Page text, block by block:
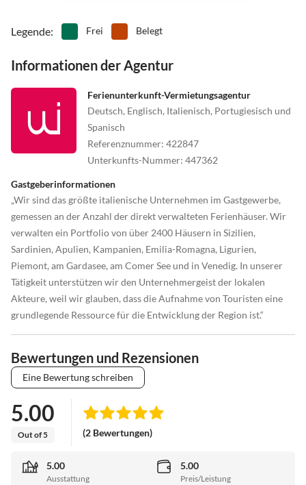
Legende: Frei Belegt
Informationen der Agentur
Ferienunterkunft-Vermietungsagentur
Deutsch, Englisch, Italienisch, Portugiesisch und
Spanisch
Referenznummer: 422847
Unterkunfts-Nummer: 447362
Gastgeberinformationen
„Wir sind das größte italienische Unternehmen im Gastgewerbe,
gemessen an der Anzahl der direkt verwalteten Ferienhäuser. Wir
verwalten ein Portfolio von über 2400 Häusern in Sizilien,
Sardinien, Apulien, Kampanien, Emilia-Romagna, Ligurien,
Piemont, am Gardasee, am Comer See und in Venedig. In unserer
Tätigkeit unterstützen wir den Unternehmergeist der lokalen
Akteure, weil wir glauben, dass die Aufnahme von Touristen eine
grundlegende Ressource für die Entwicklung der Region ist.“
Bewertungen und Rezensionen
Eine Bewertung schreiben
5.00
Out of 5 (2 Bewertungen)
5.00
Ausstattung
5.00
Preis/Leistung